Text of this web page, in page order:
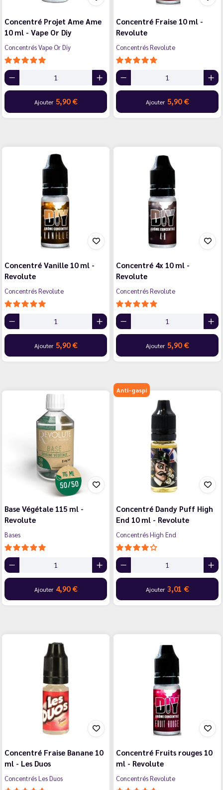
Concentré Projet Ame Ame
10 ml - Vape Or Diy
Concentrés Vape Or Diy
Ajouter 5,90 €
Concentré Fraise 10 ml -
Revolute
Concentrés Revolute
Ajouter 5,90 €
Concentré Vanille 10 ml -
Revolute
Concentrés Revolute
Ajouter 5,90 €
Concentré 4x 10 ml -
Revolute
Concentrés Revolute
Ajouter 5,90 €
Base Végétale 115 ml -
Revolute
Bases
Ajouter 4,90 €
Anti-gaspi
Concentré Dandy Puff High
End 10 ml - Revolute
Concentrés High End
Ajouter 3,01 €
Concentré Fraise Banane 10
ml - Les Duos
Concentrés Les Duos
Concentré Fruits rouges 10
ml - Revolute
Concentrés Revolute